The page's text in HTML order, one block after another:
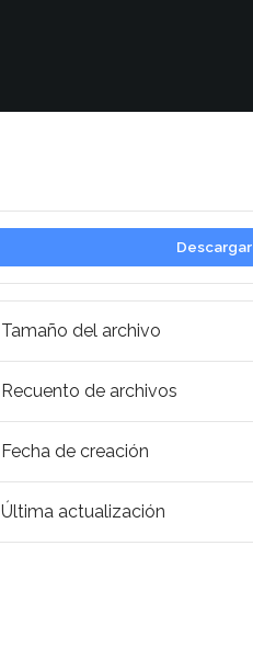
Descargar
Tamaño del archivo
Recuento de archivos
Fecha de creación
Última actualización